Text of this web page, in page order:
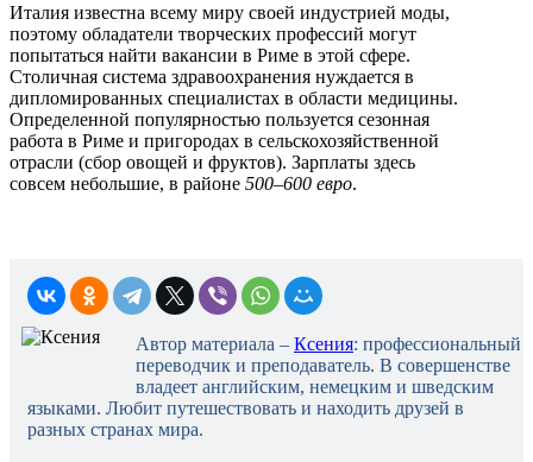
Италия известна всему миру своей индустрией моды,
поэтому обладатели творческих профессий могут
попытаться найти вакансии в Риме в этой сфере.
Столичная система здравоохранения нуждается в
дипломированных специалистах в области медицины.
Определенной популярностью пользуется сезонная
работа в Риме и пригородах в сельскохозяйственной
отрасли (сбор овощей и фруктов). Зарплаты здесь
совсем небольшие, в районе 500–600 евро.
Автор материала – Ксения: профессиональный
переводчик и преподаватель. В совершенстве
владеет английским, немецким и шведским
языками. Любит путешествовать и находить друзей в
разных странах мира.